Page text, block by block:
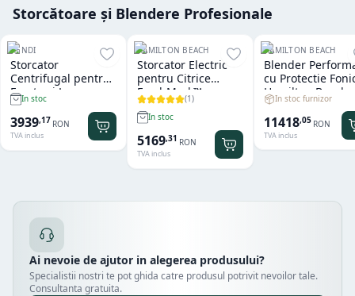
Storcătoare și Blendere Profesionale
HENDI
Storcator
Centrifugal pentru
Fructe si Legume
Hendi
In stoc
3939,17 RON
TVA inclus
HAMILTON BEACH
Storcator Electric
pentru Citrice
FreshMark™
Hamilton Beach
(1)
In stoc
5169,31 RON
TVA inclus
HAMILTON BEACH
Blender
cu Protectie
Hamilton Beach
Summit® Edge
In stoc furnizor
11418,05 RON
TVA inclus
Ai nevoie de ajutor in alegerea produsului?
Specialistii nostri te pot ghida catre produsul potrivit nevoilor tale.
Consultanta gratuita.